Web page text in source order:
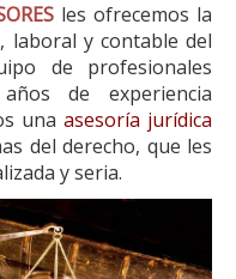
les ofrecemos la
laboral y contable del
de profesionales
de experiencia
unaasesoría jurídica
del derecho, que les
y seria.